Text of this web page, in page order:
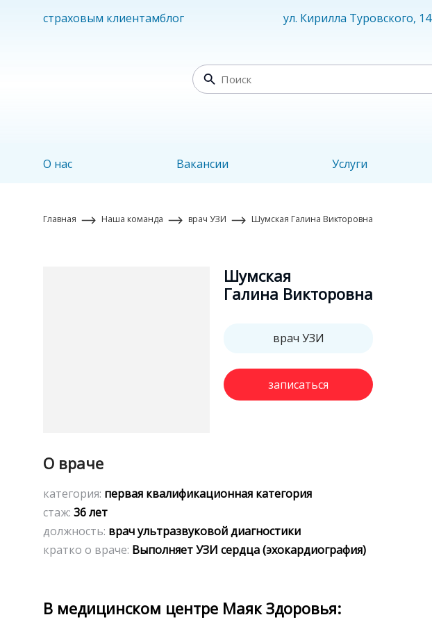
страховым клиентамблог ул. Кирилла Туровского, 14
О нас Вакансии Услуги
Главная Наша команда врач УЗИ Шумская Галина Викторовна
Шумская
Галина Викторовна
врач УЗИ
записаться
О враче
категория: первая квалификационная категория
стаж: 36 лет
должность: врач ультразвуковой диагностики
кратко о враче: Выполняет УЗИ сердца (эхокардиография)
В медицинском центре Маяк Здоровья: